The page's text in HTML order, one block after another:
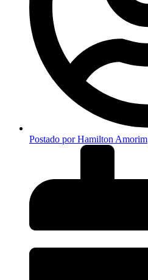
Postado porHamilton Amorim